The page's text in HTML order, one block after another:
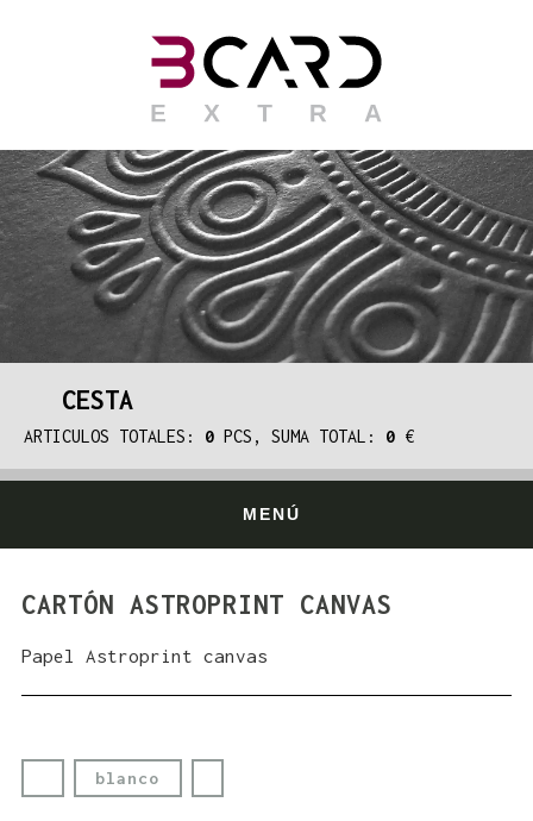
CESTA
ARTICULOS TOTALES: 0 PCS, SUMA TOTAL: 0 €
MENÚ
CARTÓN ASTROPRINT CANVAS
Papel Astroprint canvas
blanco